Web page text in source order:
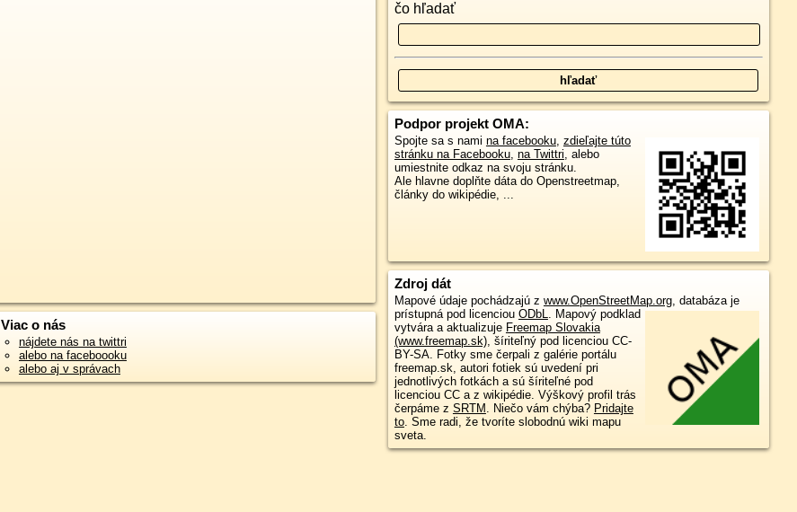
Viac o nás
nájdete nás na twittri
alebo na faceboooku
alebo aj v správach
čo hľadať
Podpor projekt OMA:
Spojte sa s nami na facebooku, zdieľajte túto
stránku na Facebooku, na Twittri, alebo
umiestnite odkaz na svoju stránku.
Ale hlavne doplňte dáta do Openstreetmap,
články do wikipédie, ...
Zdroj dát
Mapové údaje pochádzajú z www.OpenStreetMap.org, databáza je
prístupná pod licenciou ODbL. Mapový podklad
vytvára a aktualizuje Freemap Slovakia
(www.freemap.sk), šíriteľný pod licenciou CC-
BY-SA. Fotky sme čerpali z galérie portálu
freemap.sk, autori fotiek sú uvedení pri
jednotlivých fotkách a sú šíriteľné pod
licenciou CC a z wikipédie. Výškový profil trás
čerpáme z SRTM . Niečo vám chýba? Pridajte
to. Sme radi, že tvoríte slobodnú wiki mapu
sveta.